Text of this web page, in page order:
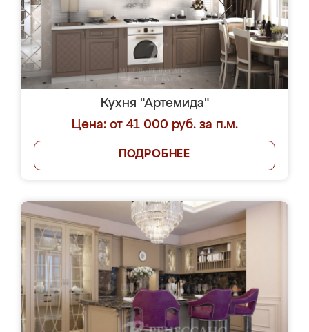
Кухня "Артемида"
Цена: от 41 000 руб. за п.м.
ПОДРОБНЕЕ